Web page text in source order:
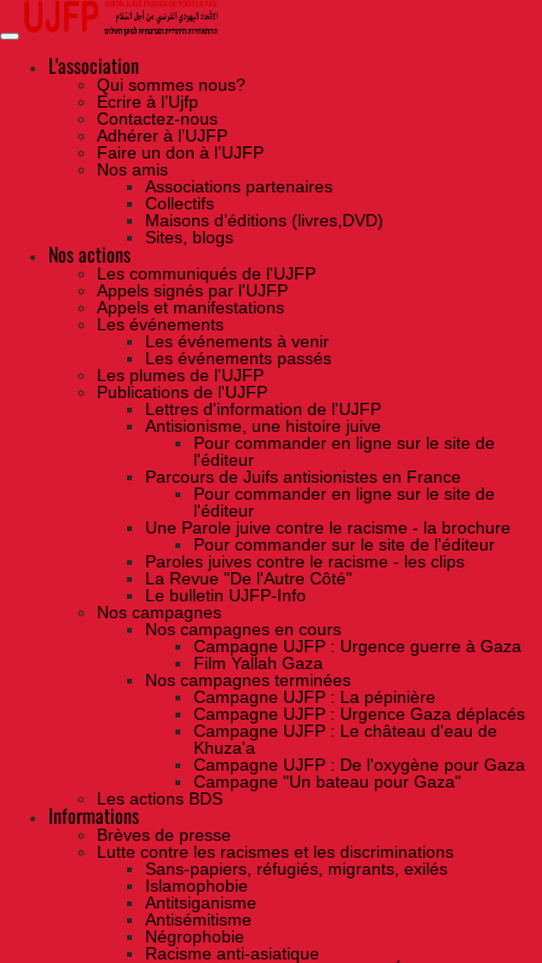
Skip
the
contentL'association
Qui sommes nous?
Ecrire à l’Ujfp
Contactez-nous
Adhérer à l’UJFP
Faire un don à l’UJFP
Nos amis
Associations partenaires
Collectifs
Maisons d’éditions (livres,DVD)
Sites, blogs
Nos actions
Les communiqués de l'UJFP
Appels signés par l'UJFP
Appels et manifestations
Les événements
Les événements à venir
Les événements passés
Les plumes de l'UJFP
Publications de l'UJFP
Lettres d'information de l'UJFP
Antisionisme, une histoire juive
Pour commander en ligne sur le site de
l'éditeur
Parcours de Juifs antisionistes en France
Pour commander en ligne sur le site de
l'éditeur
Une Parole juive contre le racisme - la brochure
Pour commander sur le site de l'éditeur
Paroles juives contre le racisme - les clips
La Revue "De l'Autre Côté"
Le bulletin UJFP-Info
Nos campagnes
Nos campagnes en cours
Campagne UJFP : Urgence guerre à Gaza
Film Yallah Gaza
Nos campagnes terminées
Campagne UJFP : La pépinière
Campagne UJFP : Urgence Gaza déplacés
Campagne UJFP : Le château d'eau de
Khuza'a
Campagne UJFP : De l'oxygène pour Gaza
Campagne "Un bateau pour Gaza"
Les actions BDS
Informations
Brèves de presse
Lutte contre les racismes et les discriminations
Sans-papiers, réfugiés, migrants, exilés
Islamophobie
Antitsiganisme
Antisémitisme
Négrophobie
Racisme anti-asiatique